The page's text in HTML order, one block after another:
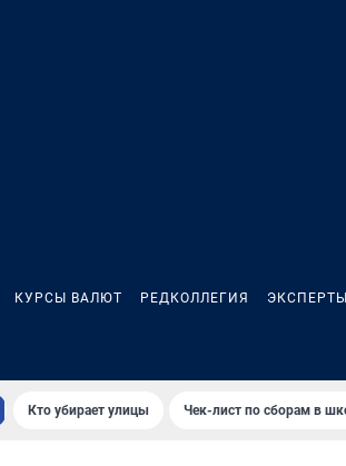
КУРСЫ ВАЛЮТ РЕДКОЛЛЕГИЯ ЭКСПЕРТЫ
Кто убирает улицы Чек-лист по сборам в